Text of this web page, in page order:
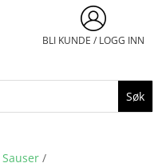
BLI KUNDE / LOGG INN
Sauser/